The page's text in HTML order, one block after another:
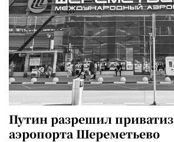
Путин разрешил
аэропорта Шереметьево